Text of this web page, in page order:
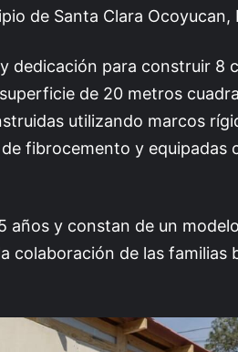
de Santa Clara Ocoyucan,
dedicación para construir 8
de 20 metros
utilizando marcos
fibrocemento y equipadas
años y constan de un
colaboración de las familias